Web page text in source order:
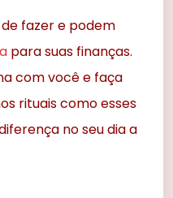
fazer e podem
para suas finanças.
com você e faça
rituais como esses
no seu dia a